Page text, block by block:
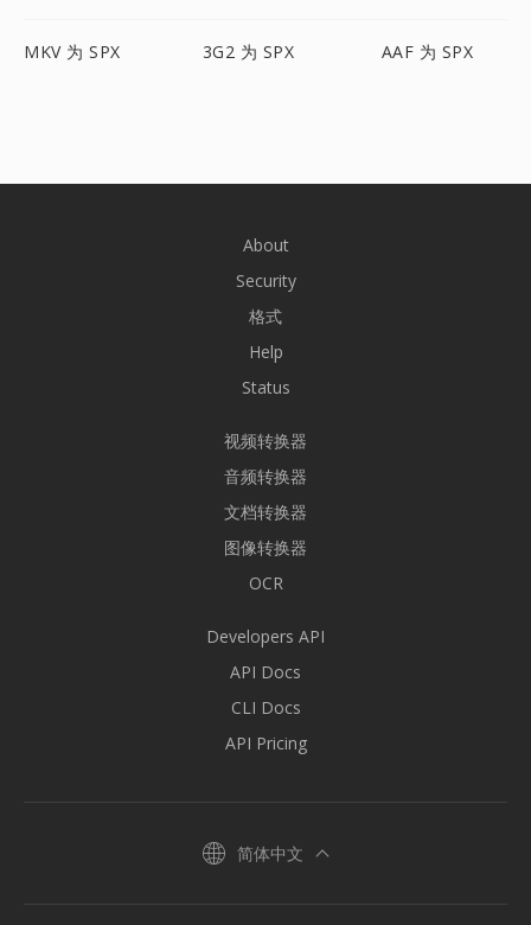
MKV 为 SPX 3G2 为 SPX AAF 为 SPX
About
Security
格式
Help
Status
视频转换器
音频转换器
文档转换器
图像转换器
OCR
Developers API
API Docs
CLI Docs
API Pricing
简体中文